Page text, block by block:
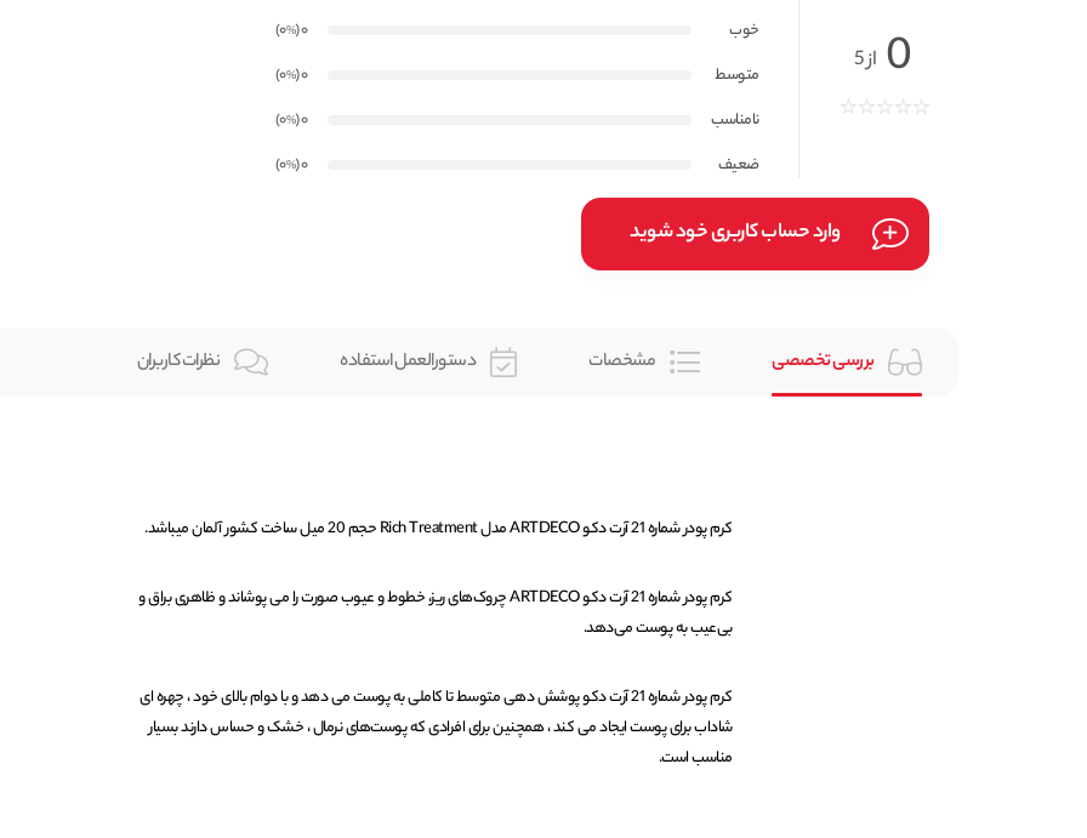
0 از 5
خوب
0
(0
%
)
متوسط
0
(0
%
)
نامناسب
0
(0
%
)
ضعیف
0
(0
%
)
وارد حساب کاربری خود شوید
بررسی تخصصی مشخصات دستورالعمل استفاده نظرات کاربران
کرم پودر شماره 21 آرت دکو ARTDECO مدل Rich Treatment حجم 20 میل ساخت کشور آلمان میباشد.
کرم پودر شماره 21 آرت دکو ARTDECO چروک‌های ریز، خطوط و عیوب صورت را می پوشاند و ظاهری براق و
بی‌عیب به پوست می‌دهد.
کرم پودر شماره 21 آرت دکو پوشش دهی متوسط تا کاملی به پوست می دهد و با دوام بالای خود ، چهره ای
شاداب برای پوست ایجاد می کند ، همچنین برای افرادی که پوست‌های نرمال ، خشک و حساس دارند بسیار
مناسب است.